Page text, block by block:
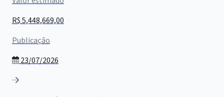
R$ 5,448,669,00
Publicação
23/07/2026